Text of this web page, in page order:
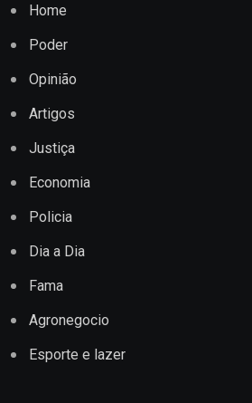
Home
Poder
Opinião
Artigos
Justiça
Economia
Policia
Dia a Dia
Fama
Agronegocio
Esporte e lazer